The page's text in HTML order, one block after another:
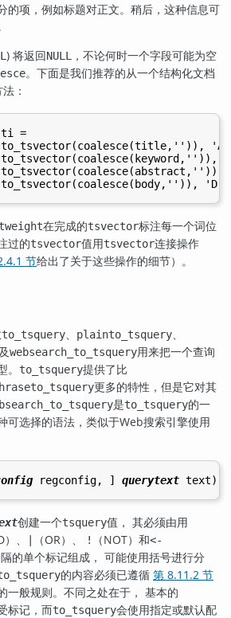
的项，例如标题对正文。稍后，这种信息可
) 将返回NULL ，不论何时一个字段可能为空
。下面是我们推荐的从一个结构化文档
：
ti =
在完成的tsvector标注每一个词位
过的tsvector值用tsvector连接操作
节给出了关于这些操作的细节）。
to_tsquery、 plainto_tsquery、
websearch_to_tsquery用来把一个查询
to_tsquery提供了比
更多的特性，但是它对其
是to_tsquery的一
可选择的语法，类似于Web搜索引擎使用
regconfig, ] querytext text)
创建一个tsquery值， 其必须由用
、 （OR）、 ! （NOT）和<-
隔的单个标记组成， 可能使用括号进行分
的内容必须已遵循 第 8.11.2 节
一般规则。不同之处在于， 基本的
标记，而to_tsquery会使用指定或默认配